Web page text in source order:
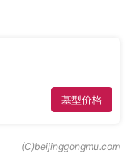
墓型价格